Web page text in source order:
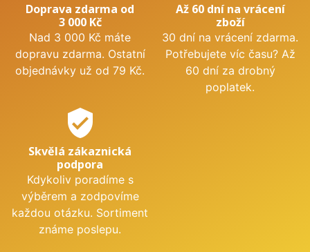
Doprava zdarma od
3 000 Kč
Nad 3 000 Kč máte
dopravu zdarma. Ostatní
objednávky už od 79 Kč.
Až 60 dní na vrácení
zboží
30 dní na vrácení zdarma.
Potřebujete víc času? Až
60 dní za drobný
poplatek.
verified_user
Skvělá zákaznická
podpora
Kdykoliv poradíme s
výběrem a zodpovíme
každou otázku. Sortiment
známe poslepu.